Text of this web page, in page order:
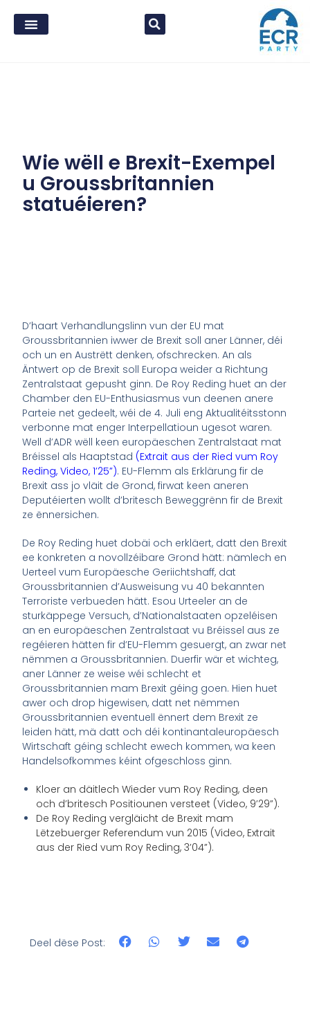
Wie wëll e Brexit-Exempel
u Groussbritannien
statuéieren?
D’haart Verhandlungslinn vun der EU mat
Groussbritannien iwwer de Brexit soll aner Länner, déi
och un en Austrëtt denken, ofschrecken. An als
Äntwert op de Brexit soll Europa weider a Richtung
Zentralstaat gepusht ginn. De Roy Reding huet an der
Chamber den EU-Enthusiasmus vun deenen anere
Parteie net gedeelt, wéi de 4. Juli eng Aktualitéitsstonn
verbonne mat enger Interpellatioun ugesot waren.
Well d’ADR wëll keen europäeschen Zentralstaat mat
Bréissel als Haaptstad (Extrait aus der Ried vum Roy
Reding, Video, 1’25”). EU-Flemm als Erklärung fir de
Brexit ass jo vläit de Grond, firwat keen aneren
Deputéierten wollt d’britesch Beweggrënn fir de Brexit
ze ënnersichen.
De Roy Reding huet dobäi och erkläert, datt den Brexit
ee konkreten a novollzéibare Grond hätt: nämlech en
Uerteel vum Europäesche Geriichtshaff, dat
Groussbritannien d’Ausweisung vu 40 bekannten
Terroriste verbueden hätt. Esou Urteeler an de
sturkäppege Versuch, d’Nationalstaaten opzeléisen
an en europäeschen Zentralstaat vu Bréissel aus ze
regéieren hätten fir d’EU-Flemm gesuergt, an zwar net
nëmmen a Groussbritannien. Duerfir wär et wichteg,
aner Länner ze weise wéi schlecht et
Groussbritannien mam Brexit géing goen. Hien huet
awer och drop higewisen, datt net nëmmen
Groussbritannien eventuell ënnert dem Brexit ze
leiden hätt, mä datt och déi kontinantaleuropäesch
Wirtschaft géing schlecht ewech kommen, wa keen
Handelsofkommes kéint ofgeschloss ginn.
Kloer an däitlech Wieder vum Roy Reding, deen
och d’britesch Positiounen versteet (Video, 9’29”).
De Roy Reding vergläicht de Brexit mam
Lëtzebuerger Referendum vun 2015 (Video, Extrait
aus der Ried vum Roy Reding, 3’04”).
Deel dëse Post: